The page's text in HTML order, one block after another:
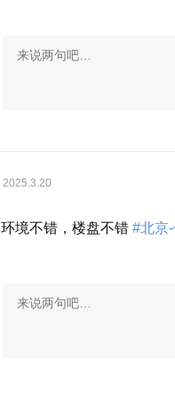
2025.3.20
环境不错，楼盘不错 #北京